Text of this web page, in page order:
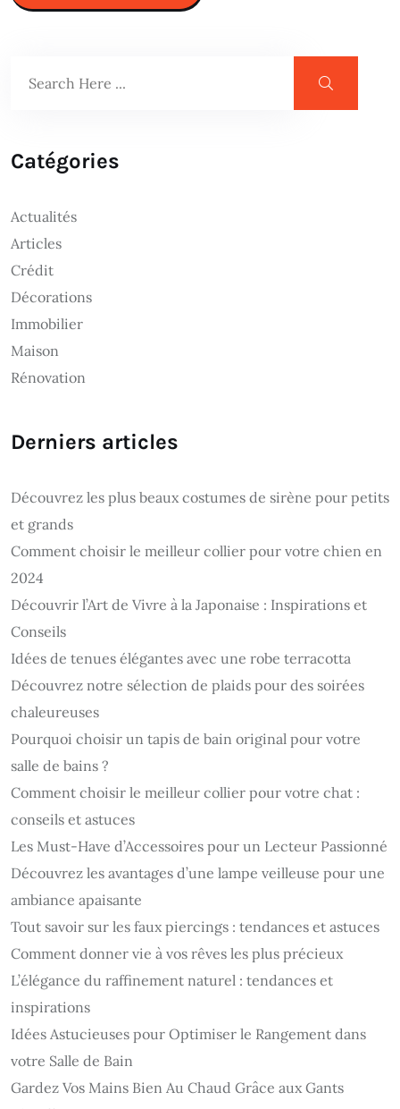
Catégories
Actualités
Articles
Crédit
Décorations
Immobilier
Maison
Rénovation
Derniers articles
Découvrez les plus beaux costumes de sirène pour petits
et grands
Comment choisir le meilleur collier pour votre chien en
2024
Découvrir l’Art de Vivre à la Japonaise : Inspirations et
Conseils
Idées de tenues élégantes avec une robe terracotta
Découvrez notre sélection de plaids pour des soirées
chaleureuses
Pourquoi choisir un tapis de bain original pour votre
salle de bains ?
Comment choisir le meilleur collier pour votre chat :
conseils et astuces
Les Must-Have d’Accessoires pour un Lecteur Passionné
Découvrez les avantages d’une lampe veilleuse pour une
ambiance apaisante
Tout savoir sur les faux piercings : tendances et astuces
Comment donner vie à vos rêves les plus précieux
L’élégance du raffinement naturel : tendances et
inspirations
Idées Astucieuses pour Optimiser le Rangement dans
votre Salle de Bain
Gardez Vos Mains Bien Au Chaud Grâce aux Gants